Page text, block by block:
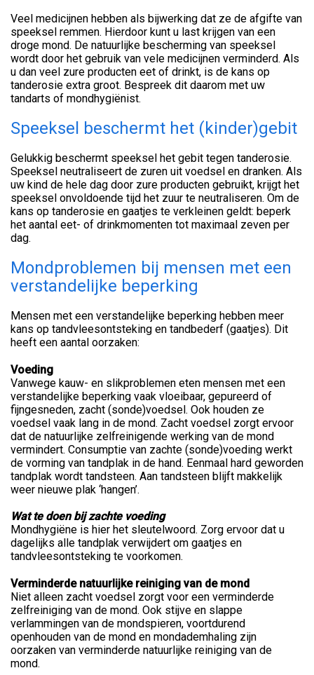
Veel medicijnen hebben als bijwerking dat ze de afgifte van
speeksel remmen. Hierdoor kunt u last krijgen van een
droge mond. De natuurlijke bescherming van speeksel
wordt door het gebruik van vele medicijnen verminderd. Als
u dan veel zure producten eet of drinkt, is de kans op
tanderosie extra groot. Bespreek dit daarom met uw
tandarts of mondhygiënist.
Speeksel beschermt het (kinder)gebit
Gelukkig beschermt speeksel het gebit tegen tanderosie.
Speeksel neutraliseert de zuren uit voedsel en dranken. Als
uw kind de hele dag door zure producten gebruikt, krijgt het
speeksel onvoldoende tijd het zuur te neutraliseren. Om de
kans op tanderosie en gaatjes te verkleinen geldt: beperk
het aantal eet- of drinkmomenten tot maximaal zeven per
dag.
Mondproblemen bij mensen met een
verstandelijke beperking
Mensen met een verstandelijke beperking hebben meer
kans op tandvleesontsteking en tandbederf (gaatjes). Dit
heeft een aantal oorzaken:
Voeding
Vanwege kauw- en slikproblemen eten mensen met een
verstandelijke beperking vaak vloeibaar, gepureerd of
fijngesneden, zacht (sonde)voedsel. Ook houden ze
voedsel vaak lang in de mond. Zacht voedsel zorgt ervoor
dat de natuurlijke zelfreinigende werking van de mond
vermindert. Consumptie van zachte (sonde)voeding werkt
de vorming van tandplak in de hand. Eenmaal hard geworden
tandplak wordt tandsteen. Aan tandsteen blijft makkelijk
weer nieuwe plak ‘hangen’.
Wat te doen bij zachte voeding
Mondhygiëne is hier het sleutelwoord. Zorg ervoor dat u
dagelijks alle tandplak verwijdert om gaatjes en
tandvleesontsteking te voorkomen.
Verminderde natuurlijke reiniging van de mond
Niet alleen zacht voedsel zorgt voor een verminderde
zelfreiniging van de mond. Ook stijve en slappe
verlammingen van de mondspieren, voortdurend
openhouden van de mond en mondademhaling zijn
oorzaken van verminderde natuurlijke reiniging van de
mond.